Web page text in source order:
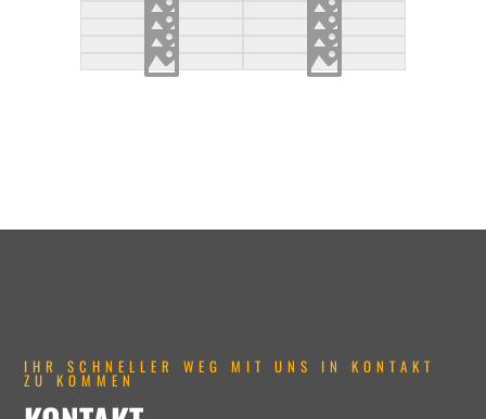
IHR SCHNELLER WEG MIT UNS IN KONTAKT
ZU KOMMEN